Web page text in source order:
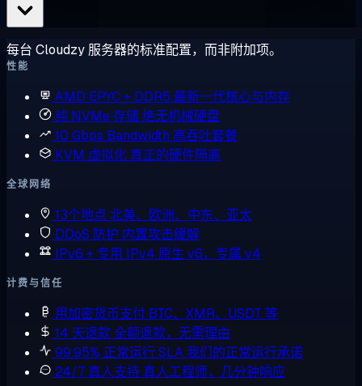
每台 Cloudzy 服务器的标准配置，而非附加项。
性能
AMD EPYC + DDR5 最新一代核心与内存
纯 NVMe 存储绝无机械硬盘
10 Gbps Bandwidth 高吞吐套餐
KVM 虚拟化 真正的硬件隔离
全球网络
13个地点 北美、欧洲、中东、亚太
DDoS 防护 内置攻击缓解
IPv6 + 专用 IPv4 原生 v6，专属 v4
计费与信任
用加密货币支付 BTC、XMR、USDT 等
14 天退款全额退款，无需理由
99.95% 正常运行 SLA我们的正常运行承诺
24/7 真人支持 真人工程师，几分钟响应